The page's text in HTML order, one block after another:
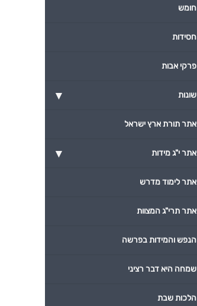
חומש
חסידות
פרקי אבות
▾ שונות
אתר תורת ארץ ישראל
▾ אתר י"ג מידות
אתר לימוד מדרש
אתר תרי"ג המצוות
הנפש והמידות בפרשה
שמחה היא דבר רציני
הלכות שבת